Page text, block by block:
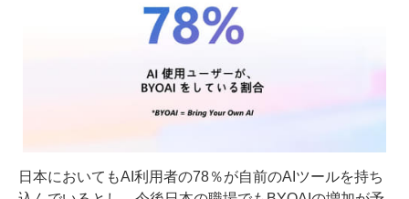
日本においてもAI利用者の78％が自前のAIツールを持ち